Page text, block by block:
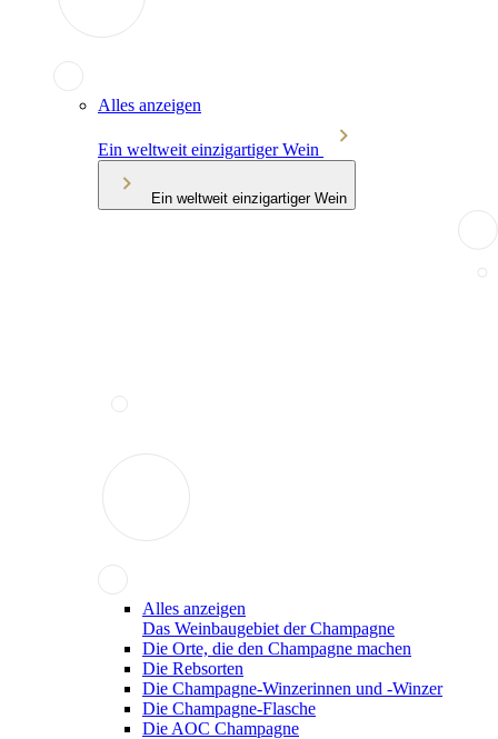
Alles anzeigen
Ein weltweit einzigartiger Wein
Ein weltweit einzigartiger Wein
Alles anzeigen
Das Weinbaugebiet der Champagne
Die Orte, die den Champagne machen
Die Rebsorten
Die Champagne-Winzerinnen und -Winzer
Die Champagne-Flasche
Die AOC Champagne